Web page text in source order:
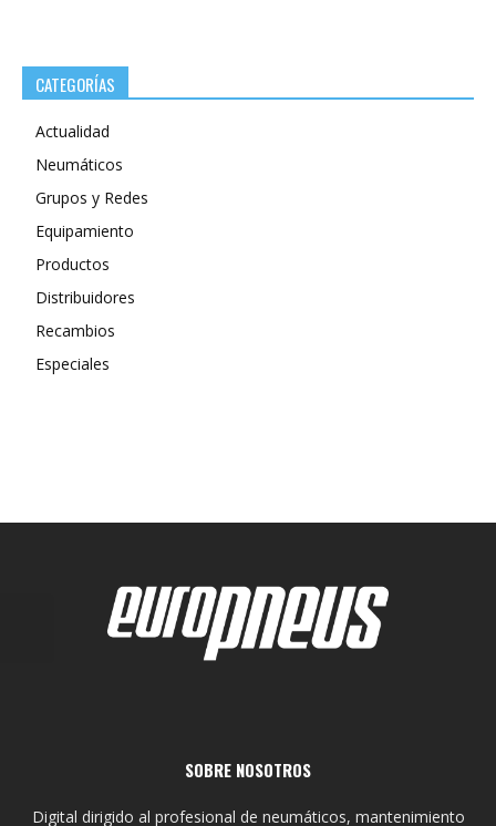
CATEGORÍAS
Actualidad
Neumáticos
Grupos y Redes
Equipamiento
Productos
Distribuidores
Recambios
Especiales
SOBRE NOSOTROS
Digital dirigido al profesional de neumáticos, mantenimiento